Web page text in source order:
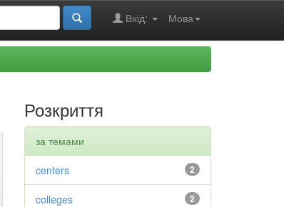
Мова
Вхід:
Розкриття
за темами
2
centers
2
colleges